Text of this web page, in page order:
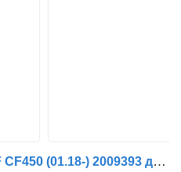
Ресивер воздушный DAF CF450 (01.18-) 2009393 для тягача DAF CF450, CF460 (2017-)